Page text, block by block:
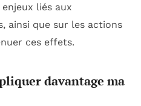
liés aux
ainsi que sur les actions
ces effets.
davantage ma